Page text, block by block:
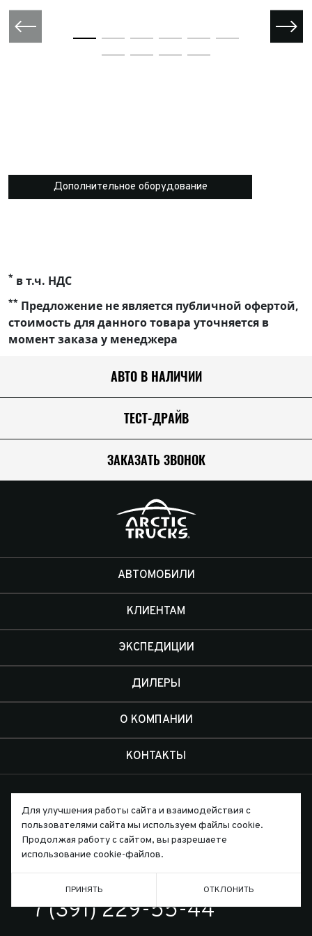
Дополнительное оборудование
* в т.ч. НДС
** Предложение не является публичной офертой,
стоимость для данного товара уточняется в
момент заказа у менеджера
АВТО В НАЛИЧИИ
ТЕСТ-ДРАЙВ
ЗАКАЗАТЬ ЗВОНОК
АВТОМОБИЛИ
КЛИЕНТАМ
ЭКСПЕДИЦИИ
ДИЛЕРЫ
О КОМПАНИИ
КОНТАКТЫ
Письмо директору
ТЕЛЕФОН
7 (391) 229-55-44
Для улучшения работы сайта и взаимодействия с
пользователями сайта мы используем файлы cookie.
Продолжая работу с сайтом, вы разрешаете
использование cookie-файлов.
ПРИНЯТЬ ОТКЛОНИТЬ